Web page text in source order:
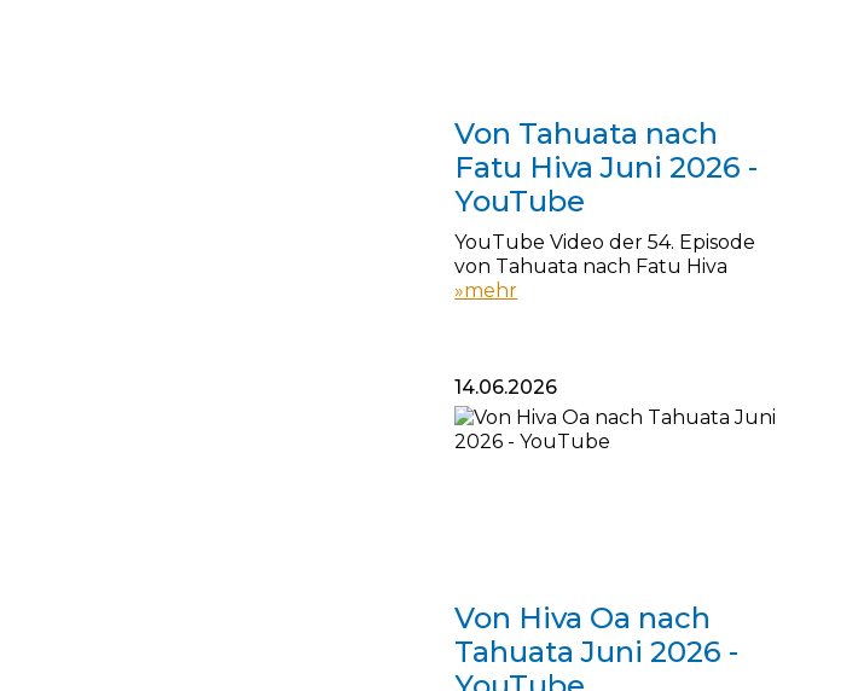
20.06.2026
Von Tahuata nach
Fatu Hiva Juni 2026 -
YouTube
YouTube Video der 54. Episode
von Tahuata nach Fatu Hiva
»mehr
14.06.2026
Von Hiva Oa nach
Tahuata Juni 2026 -